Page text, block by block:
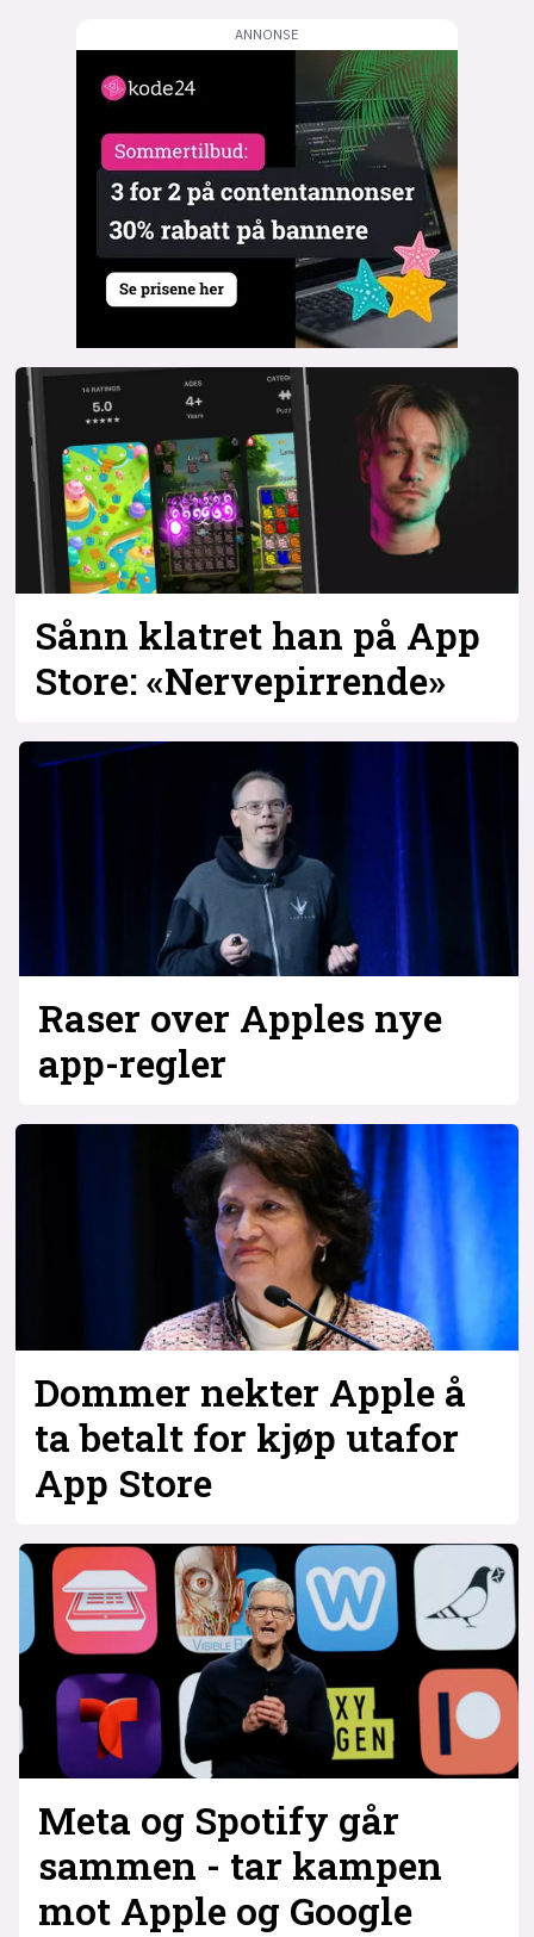
Sånn klatret han på App
Store: «Nerve­pirrende»
Raser over Apples nye
app-regler
Dommer nekter Apple å
ta betalt for kjøp utafor
App Store
Meta og Spotify går
sammen - tar kampen
mot Apple og Google
lys modus
nyhetsbrev
kode24-klubben
LinkedIn
Bluesky
Facebook
annonsepriser
annonseguide
suksesshistorier
Bli firmapartner